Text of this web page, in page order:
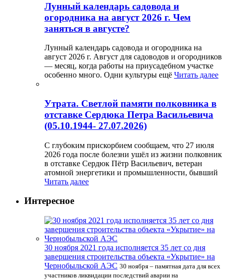
Лунный календарь садовода и
огородника на август 2026 г. Чем
заняться в августе?
Лунный календарь садовода и огородника на
август 2026 г. Август для садоводов и огородников
— месяц, когда работы на приусадебном участке
особенно много. Одни культуры ещё Читать далее
Утрата. Светлой памяти полковника в
отставке Сердюка Петра Васильевича
(05.10.1944- 27.07.2026)
С глубоким прискорбием сообщаем, что 27 июля
2026 года после болезни ушёл из жизни полковник
в отставке Сердюк Пётр Васильевич, ветеран
атомной энергетики и промышленности, бывший
Читать далее
Интересное
30 ноября 2021 года исполняется 35 лет со дня
завершения строительства объекта «Укрытие» на
Чернобыльской АЭС 30 ноября – памятная дата для всех
участников ликвидации последствий аварии на